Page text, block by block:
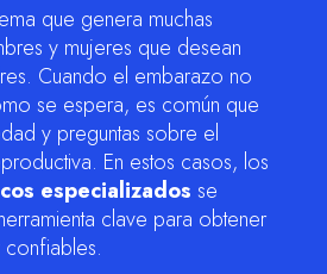
que genera muchas
y mujeres que desean
Cuando el embarazo no
se espera, es común que
y preguntas sobre el
En estos casos, los
especializados se
clave para obtener
confiables.